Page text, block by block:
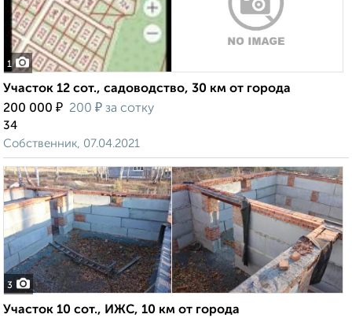
1
Участок 12 сот., садоводство, 30 км от города
200 000 ₽ 200 ₽ за сотку
34
Собственник, 07.04.2021
3
Участок 10 сот., ИЖС, 10 км от города